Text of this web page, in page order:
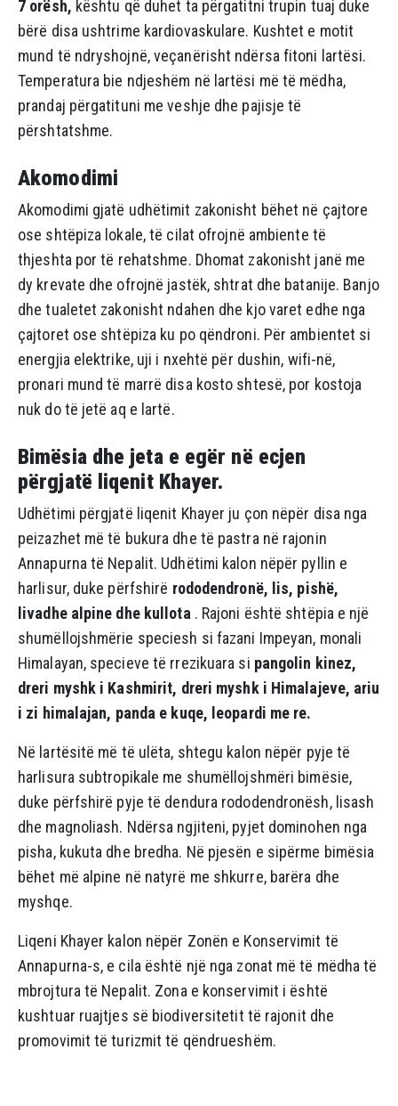
7 orësh, kështu që duhet ta përgatitni trupin tuaj duke
bërë disa ushtrime kardiovaskulare. Kushtet e motit
mund të ndryshojnë, veçanërisht ndërsa fitoni lartësi.
Temperatura bie ndjeshëm në lartësi më të mëdha,
prandaj përgatituni me veshje dhe pajisje të
përshtatshme.
Akomodimi
Akomodimi gjatë udhëtimit zakonisht bëhet në çajtore
ose shtëpiza lokale, të cilat ofrojnë ambiente të
thjeshta por të rehatshme. Dhomat zakonisht janë me
dy krevate dhe ofrojnë jastëk, shtrat dhe batanije. Banjo
dhe tualetet zakonisht ndahen dhe kjo varet edhe nga
çajtoret ose shtëpiza ku po qëndroni. Për ambientet si
energjia elektrike, uji i nxehtë për dushin, wifi-në,
pronari mund të marrë disa kosto shtesë, por kostoja
nuk do të jetë aq e lartë.
Bimësia dhe jeta e egër në ecjen
përgjatë liqenit Khayer.
Udhëtimi përgjatë liqenit Khayer ju çon nëpër disa nga
peizazhet më të bukura dhe të pastra në rajonin
Annapurna të Nepalit. Udhëtimi kalon nëpër pyllin e
harlisur, duke përfshirë rododendronë, lis, pishë,
livadhe alpine dhe kullota. Rajoni është shtëpia e një
shumëllojshmërie speciesh si fazani Impeyan, monali
Himalayan, specieve të rrezikuara si pangolin kinez,
dreri myshk i Kashmirit, dreri myshk i Himalajeve, ariu
i zi himalajan, panda e kuqe, leopardi me re.
Në lartësitë më të ulëta, shtegu kalon nëpër pyje të
harlisura subtropikale me shumëllojshmëri bimësie,
duke përfshirë pyje të dendura rododendronësh, lisash
dhe magnoliash. Ndërsa ngjiteni, pyjet dominohen nga
pisha, kukuta dhe bredha. Në pjesën e sipërme bimësia
bëhet më alpine në natyrë me shkurre, barëra dhe
myshqe.
Liqeni Khayer kalon nëpër Zonën e Konservimit të
Annapurna-s, e cila është një nga zonat më të mëdha të
mbrojtura të Nepalit. Zona e konservimit i është
kushtuar ruajtjes së biodiversitetit të rajonit dhe
promovimit të turizmit të qëndrueshëm.